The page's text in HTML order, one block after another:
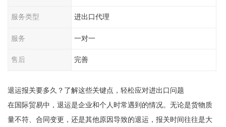
服务类型 进出口代理
服务 一对一
售后 完善
退运报关要多久？了解这些关键点，轻松应对进出口问题
在国际贸易中，退运是企业和个人时常遇到的情况。无论是货物质
量不符、合同变更，还是其他原因导致的退运，报关时间往往是大